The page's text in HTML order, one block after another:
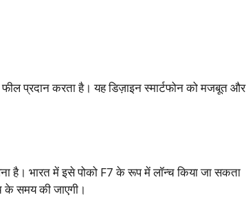
प्रदान करता है। यह डिज़ाइन स्मार्टफोन को मजबूत और
है। भारत में इसे पोको F7 के रूप में लॉन्च किया जा सकता
समय की जाएगी।